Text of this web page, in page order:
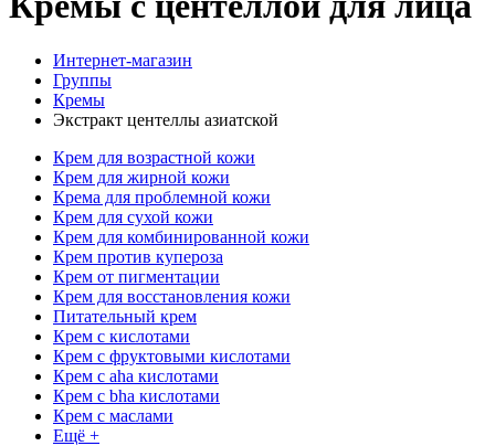
Интернет-магазин
Группы
Кремы
Экстракт центеллы азиатской
Крем для возрастной кожи
Крем для жирной кожи
Крема для проблемной кожи
Крем для сухой кожи
Крем для комбинированной кожи
Крем против купероза
Крем от пигментации
Крем для восстановления кожи
Питательный крем
Крем с кислотами
Крем с фруктовыми кислотами
Крем с aha кислотами
Крем с bha кислотами
Крем с маслами
Ещё +